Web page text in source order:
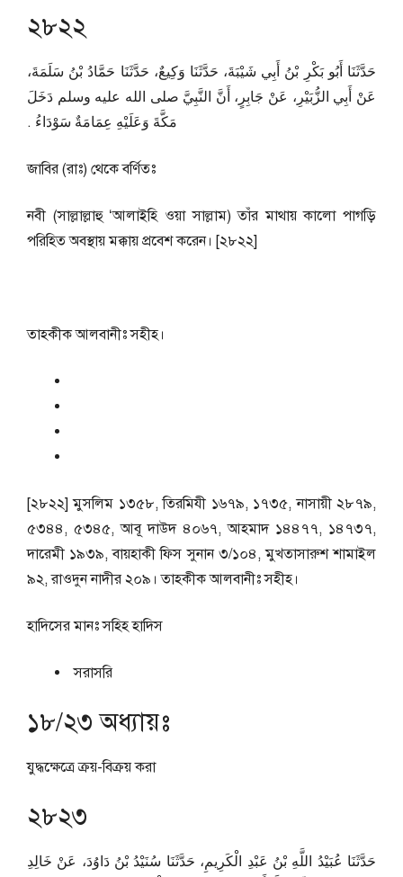
২৮২২
حَدَّثَنَا أَبُو بَكْرِ بْنُ أَبِي شَيْبَةَ، حَدَّثَنَا وَكِيعٌ، حَدَّثَنَا حَمَّادُ بْنُ سَلَمَةَ،
عَنْ أَبِي الزُّبَيْرِ، عَنْ جَابِرٍ، أَنَّ النَّبِيَّ صلى الله عليه وسلم دَخَلَ
مَكَّةَ وَعَلَيْهِ عِمَامَةٌ سَوْدَاءُ ‏.‏
জাবির (রাঃ) থেকে বর্ণিতঃ
নবী (সাল্লাল্লাহু ‘আলাইহি ওয়া সাল্লাম) তাঁর মাথায় কালো পাগড়ি
পরিহিত অবস্থায় মক্কায় প্রবেশ করেন। [২৮২২]
তাহকীক আলবানীঃ সহীহ।
[২৮২২] মুসলিম ১৩৫৮, তিরমিযী ১৬৭৯, ১৭৩৫, নাসায়ী ২৮৭৯,
৫৩৪৪, ৫৩৪৫, আবূ দাউদ ৪০৬৭, আহমাদ ১৪৪৭৭, ১৪৭৩৭,
দারেমী ১৯৩৯, বায়হাকী ফিস সুনান ৩/১০৪, মুখতাসারুশ শামাইল
৯২, রাওদুন নাদীর ২০৯। তাহকীক আলবানীঃ সহীহ।
হাদিসের মানঃসহিহ হাদিস
সরাসরি
১৮/২৩ অধ্যায়ঃ
যুদ্ধক্ষেত্রে ক্রয়-বিক্রয় করা
২৮২৩
حَدَّثَنَا عُبَيْدُ اللَّهِ بْنُ عَبْدِ الْكَرِيمِ، حَدَّثَنَا سُنَيْدُ بْنُ دَاوُدَ، عَنْ خَالِدِ